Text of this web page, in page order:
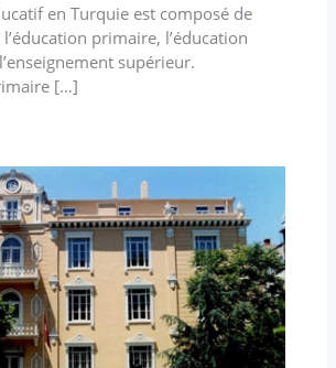
en Turquie est composé de
primaire, l’éducation
supérieur.
[…]